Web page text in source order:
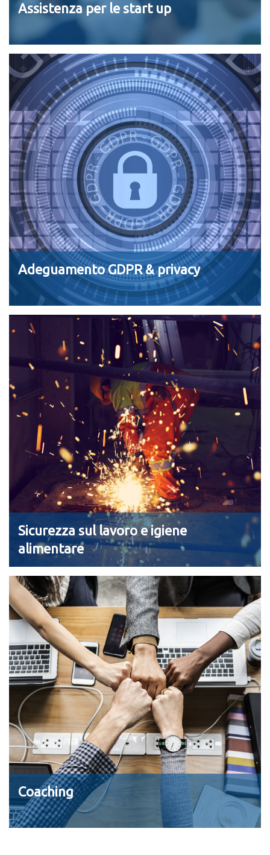
Assistenza per le start up
Adeguamento GDPR & privacy
Sicurezza sul lavoro e igiene
alimentare
Coaching